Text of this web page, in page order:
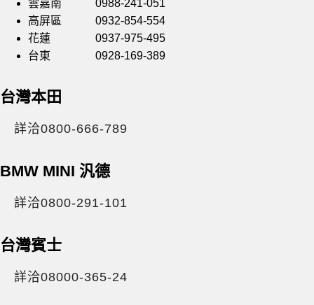
雲嘉南 0988-241-051
高屏區 0932-854-554
花蓮 0937-975-495
台東 0928-169-389
台灣本田
詳洽0800-666-789
BMW MINI 汎德
詳洽0800-291-101
台灣賓士
詳洽08000-365-24